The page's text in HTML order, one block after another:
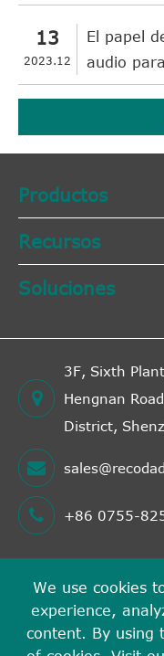
13
2023.12
El papel
audio
Productos
Recursos
Soluciones
3F, Sixth
Hengnan
District,
+86 0755-
Shenzhen
We use cookies
experience,
content. By using